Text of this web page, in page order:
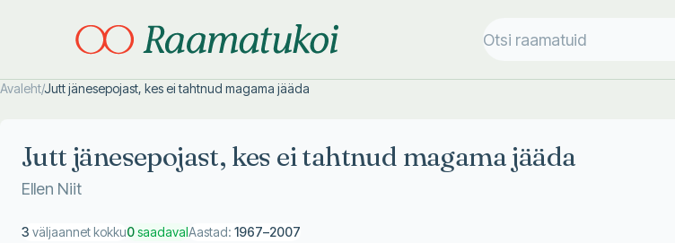
Avaleht/Jutt jänesepojast, kes ei tahtnud magama jääda
Jutt jänesepojast, kes ei tahtnud magama jääda
Ellen Niit
3 väljaannet kokku0saadavalAastad: 1967–2007